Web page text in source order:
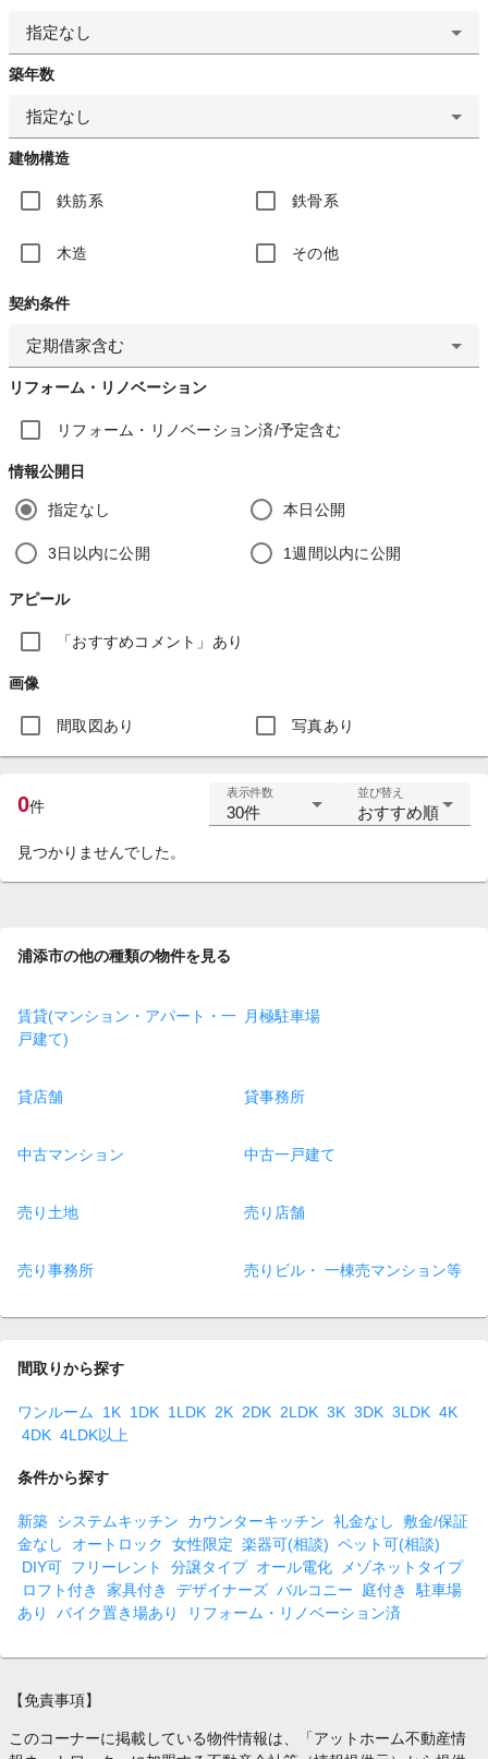
指定なし
築年数
指定なし
建物構造
鉄筋系 鉄骨系
木造 その他
契約条件
定期借家含む
リフォーム・リノベーション
リフォーム・リノベーション済/予定含む
情報公開日
指定なし 本日公開
3日以内に公開 1週間以内に公開
アピール
「おすすめコメント」あり
画像
間取図あり 写真あり
0件
表示件数
30件
並び替え
おすすめ順
見つかりませんでした。
浦添市の他の種類の物件を見る
賃貸(マンション・アパート・一
戸建て)
月極駐車場
貸店舗 貸事務所
中古マンション 中古一戸建て
売り土地 売り店舗
売り事務所 売りビル・ 一棟売マンション等
間取りから探す
ワンルーム 1K 1DK 1LDK 2K 2DK 2LDK 3K 3DK 3LDK 4K
4DK 4LDK以上
条件から探す
新築 システムキッチン カウンターキッチン 礼金なし
敷金/保証
金なし
オートロック 女性限定 楽器可(相談) ペット可(相談)
DIY可 フリーレント 分譲タイプ オール電化
メゾネットタイプ
ロフト付き
家具付き デザイナーズ バルコニー 庭付き
駐車場
あり
バイク置き場あり リフォーム・リノベーション済
【免責事項】
このコーナーに掲載している物件情報は、「アットホーム不動産情